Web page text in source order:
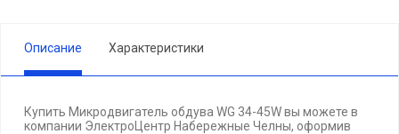
Описание Характеристики
Купить Микродвигатель обдува WG 34-45W вы можете в
компании ЭлектроЦентр Набережные Челны, оформив